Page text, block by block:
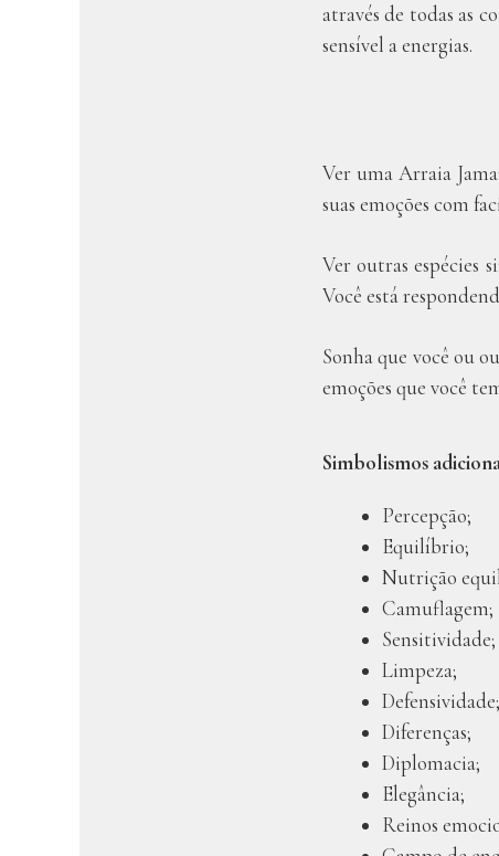
através de todas as
sensível a energias.
Ver uma Arraia
suas emoções com
Ver outras espécies
Você está
Sonha que você ou
emoções que você
Simbolismos
Percepção;
Equilíbrio;
Nutrição
Camuflagem;
Sensitividade;
Limpeza;
Defensividade;
Diferenças;
Diplomacia;
Elegância;
Reinos